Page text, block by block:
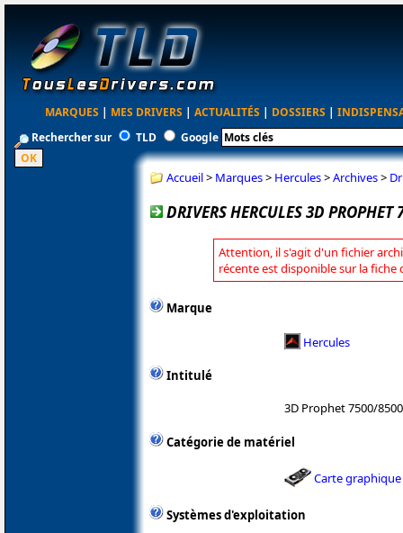
MARQUES | MES DRIVERS | ACTUALITÉS | DOSSIERS |
Rechercher sur
TLD Google
Accueil> Marques> Hercules>Archives>
DRIVERS HERCULES 3D
Attention, il s'agit d'un fichier
récente est disponible sur la fiche
Marque
Hercules
Intitulé
3D Prophet 7500/8500
Catégorie de matériel
Carte graphique
Systèmes d'exploitation